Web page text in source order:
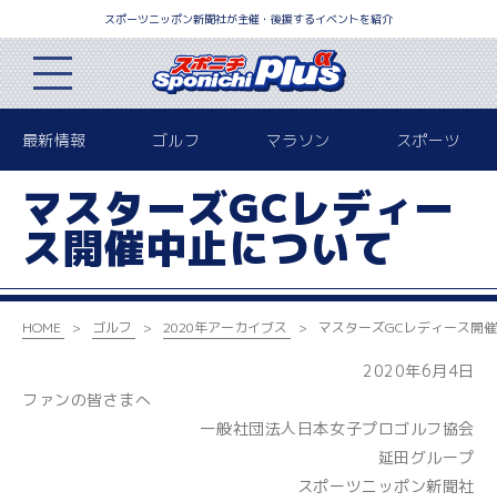
スポーツニッポン新聞社が主催・後援するイベントを紹介
最新情報 ゴルフ マラソン スポーツ
マスターズGCレディー
ス開催中止について
HOME ゴルフ 2020年アーカイブス マスターズGCレディース開
2020年6月4日
ファンの皆さまへ
一般社団法人日本女子プロゴルフ協会
延田グループ
スポーツニッポン新聞社